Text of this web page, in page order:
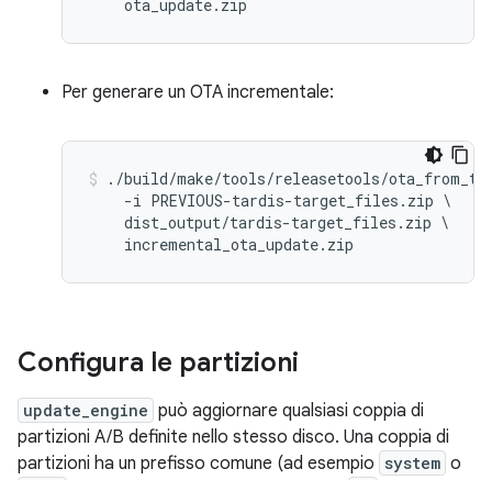
Per generare un OTA incrementale:
./build/make/tools/releasetools/
    -i PREVIOUS-tardis-target_files.zip \
    dist_output/tardis-target_files.zip \
Configura le partizioni
update_engine può aggiornare qualsiasi coppia di
partizioni A/B definite nello stesso disco. Una coppia di
partizioni ha un prefisso comune (ad esempio system o